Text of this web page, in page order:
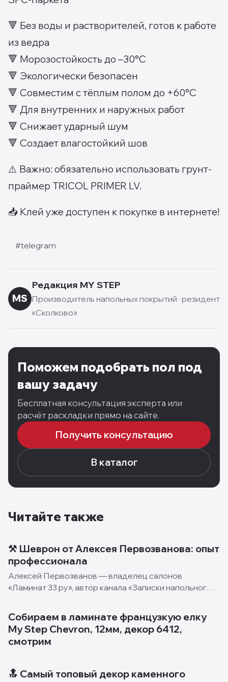
🔻 Без воды и растворителей, готов к работе
из ведра
🔻 Морозостойкость до –30°C
🔻 Экологически безопасен
🔻 Совместим с тёплым полом до +60°C
🔻 Для внутренних и наружных работ
🔻 Снижает ударный шум
🔻 Создает влагостойкий шов
⚠️ Важно: обязательно использовать грунт-
праймер TRICOL PRIMER LV.
📥 Клей уже доступен к покупке в интернете!
#telegram
MS
Редакция MY STEP
Производитель напольных покрытий · резидент
«Сколково»
Поможем подобрать пол под
вашу задачу
Бесплатная консультация эксперта или
расчёт раскладки прямо на сайте.
Получить консультацию
В каталог
Читайте также
⚒️ Шеврон от Алексея Первозванова: опыт
профессионала
Алексей Первозванов — владелец салонов
«Ламинат 33.ру», автор канала «Записки напольного
поделился своим опытом укладки нашей
французской ёлки — My Step Herring
Собираем в ламинате французкую елку
My Step Chevron, 12мм, декор 6412,
смотрим
🔝 Самый топовый декор каменного